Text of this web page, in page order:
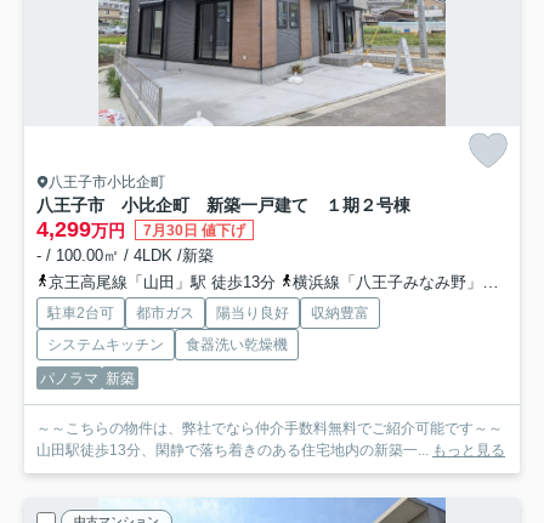
八王子市小比企町
八王子市 小比企町 新築一戸建て １期 ２号棟
4,299万円 7月30日 値下げ
- / 100.00㎡ / 4LDK /新築
京王高尾線「山田」駅 徒歩13分
横浜線「八王子みなみ野」駅 徒歩26分
駐車2台可 都市ガス 陽当り良好
収納豊富
システムキッチン
食器洗い乾燥機
パノラマ 新築
～～こちらの物件は、弊社でなら仲介手数料無料でご紹介可能です～～
山田駅徒歩13分、閑静で落ち着きのある住宅地内の新築一... もっと見る